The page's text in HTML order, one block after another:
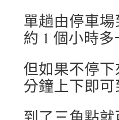
單趟由停車
約 1 個小時多
但如果不停
分鐘上下即可